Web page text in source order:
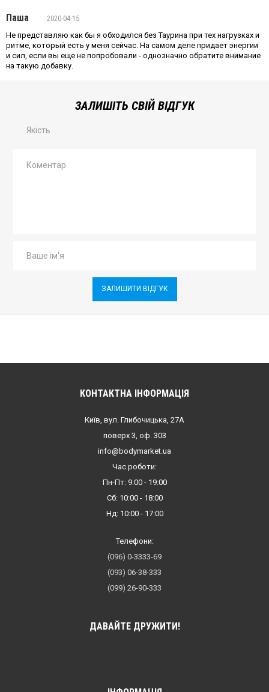
Паша
2020-04-15
Не представляю как бы я обходился без Таурина при тех нагрузках и
ритме, который есть у меня сейчас. На самом деле придает энергии
и сил, если вы еще не попробовали - однозначно обратите внимание
на такую добавку.
ЗАЛИШІТЬ СВІЙ ВІДГУК
Якість
ЗАЛИШИТИ ВІДГУК
КОНТАКТНА ІНФОРМАЦІЯ
Київ, вул. Глибочицька, 27А
поверх 3, оф. 303
info@bodymarket.ua
Час роботи:
Пн-Пт: 9:00 - 19:00
Сб: 10:00 - 18:00
Нд: 10:00 - 17:00
Телефони:
(096) 0-3333-69
(093) 06-38-333
(099) 26-90-333
ДАВАЙТЕ ДРУЖИТИ!